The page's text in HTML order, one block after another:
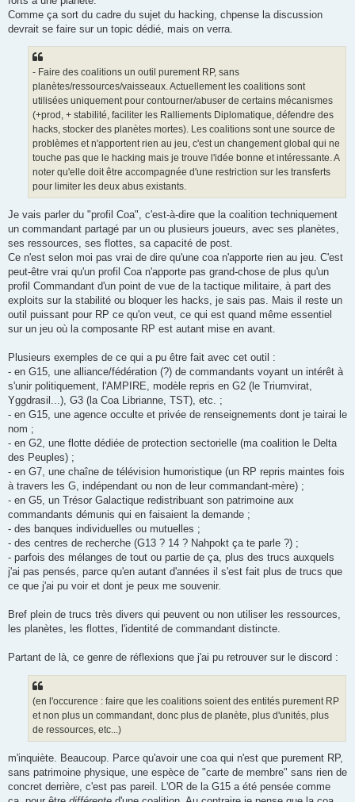
Comme ça sort du cadre du sujet du hacking, chpense la discussion
devrait se faire sur un topic dédié, mais on verra.
- Faire des coalitions un outil purement RP, sans
planètes/ressources/vaisseaux. Actuellement les coalitions sont
utilisées uniquement pour contourner/abuser de certains mécanismes
(+prod, + stabilité, faciliter les Ralliements Diplomatique, défendre des
hacks, stocker des planètes mortes). Les coalitions sont une source de
problèmes et n'apportent rien au jeu, c'est un changement global qui ne
touche pas que le hacking mais je trouve l'idée bonne et intéressante. A
noter qu'elle doit être accompagnée d'une restriction sur les transferts
pour limiter les deux abus existants.
Je vais parler du "profil Coa", c'est-à-dire que la coalition techniquement
un commandant partagé par un ou plusieurs joueurs, avec ses planètes,
ses ressources, ses flottes, sa capacité de post.
Ce n'est selon moi pas vrai de dire qu'une coa n'apporte rien au jeu. C'est
peut-être vrai qu'un profil Coa n'apporte pas grand-chose de plus qu'un
profil Commandant d'un point de vue de la tactique militaire, à part des
exploits sur la stabilité ou bloquer les hacks, je sais pas. Mais il reste un
outil puissant pour RP ce qu'on veut, ce qui est quand même essentiel
sur un jeu où la composante RP est autant mise en avant.
Plusieurs exemples de ce qui a pu être fait avec cet outil :
- en G15, une alliance/fédération (?) de commandants voyant un intérêt à
s'unir politiquement, l'AMPIRE, modèle repris en G2 (le Triumvirat,
Yggdrasil...), G3 (la Coa Librianne, TST), etc. ;
- en G15, une agence occulte et privée de renseignements dont je tairai le
nom ;
- en G2, une flotte dédiée de protection sectorielle (ma coalition le Delta
des Peuples) ;
- en G7, une chaîne de télévision humoristique (un RP repris maintes fois
à travers les G, indépendant ou non de leur commandant-mère) ;
- en G5, un Trésor Galactique redistribuant son patrimoine aux
commandants démunis qui en faisaient la demande ;
- des banques individuelles ou mutuelles ;
- des centres de recherche (G13 ? 14 ? Nahpokt ça te parle ?) ;
- parfois des mélanges de tout ou partie de ça, plus des trucs auxquels
j'ai pas pensés, parce qu'en autant d'années il s'est fait plus de trucs que
ce que j'ai pu voir et dont je peux me souvenir.
Bref plein de trucs très divers qui peuvent ou non utiliser les ressources,
les planètes, les flottes, l'identité de commandant distincte.
Partant de là, ce genre de réflexions que j'ai pu retrouver sur le discord :
(en l'occurence : faire que les coalitions soient des entités purement RP
et non plus un commandant, donc plus de planète, plus d'unités, plus
de ressources, etc...)
m'inquiète. Beaucoup. Parce qu'avoir une coa qui n'est que purement RP,
sans patrimoine physique, une espèce de "carte de membre" sans rien de
concret derrière, c'est pas pareil. L'OR de la G15 a été pensée comme